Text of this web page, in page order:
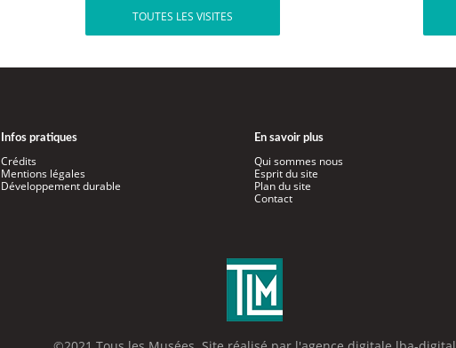
TOUTES LES VISITES
Infos pratiques
Crédits
Mentions légales
Développement durable
En savoir plus
Qui sommes nous
Esprit du site
Plan du site
Contact